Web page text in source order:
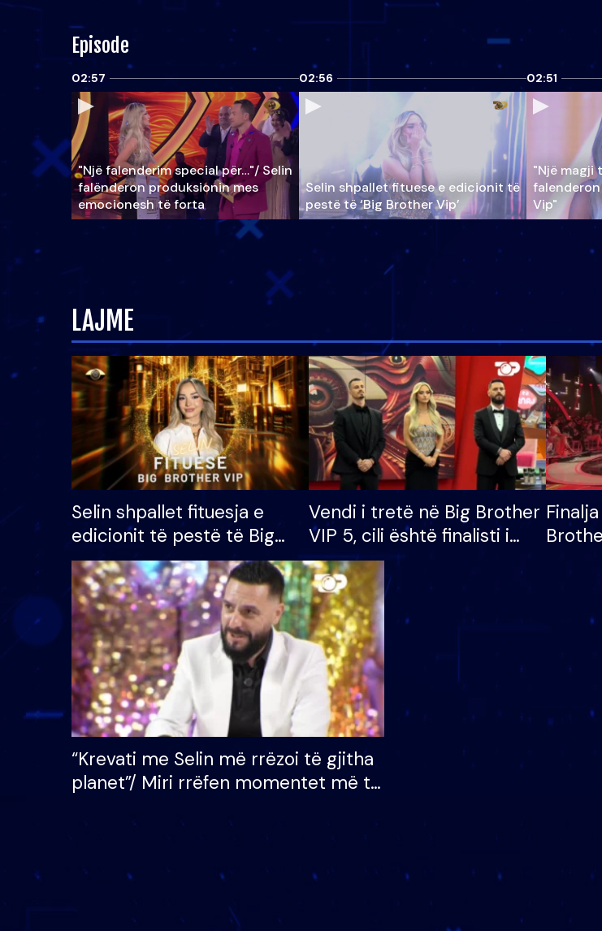
Episode
02:57
"Një falenderim special për…"/ Selin
falënderon produksionin mes
emocionesh të forta
02:56
Selin shpallet fituese e edicionit të
pestë të ‘Big Brother Vip’
02:51
"Një magji
Vip"
LAJME
Selin shpallet fituesja e
edicionit të pestë të Big
Brother VIP, rrëmben
çmimin e madh prej 100
mijë eurosh
Vendi i tretë në Big Brother
VIP 5, cili është finalisti i
radhës që lë shtëpinë
dhe
të
“Krevati me Selin më rrëzoi të gjitha
planet”/ Miri rrëfen momentet më të
mungojë zilja e mëngjesit kur…